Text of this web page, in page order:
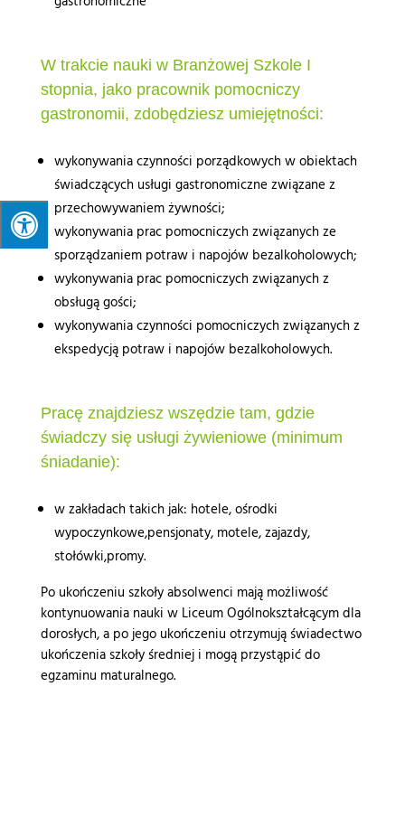
W trakcie nauki w Branżowej Szkole I
stopnia, jako pracownik pomocniczy
gastronomii, zdobędziesz umiejętności:
wykonywania czynności porządkowych w obiektach
świadczących usługi gastronomiczne związane z
przechowywaniem żywności;
wykonywania prac pomocniczych związanych ze
sporządzaniem potraw i napojów bezalkoholowych;
wykonywania prac pomocniczych związanych z
obsługą gości;
wykonywania czynności pomocniczych związanych z
ekspedycją potraw i napojów bezalkoholowych.
Pracę znajdziesz wszędzie tam, gdzie
świadczy się usługi żywieniowe (minimum
śniadanie):
w zakładach takich jak: hotele, ośrodki
wypoczynkowe,pensjonaty, motele, zajazdy,
stołówki,promy.
Po ukończeniu szkoły absolwenci mają możliwość
kontynuowania nauki w Liceum Ogólnokształcącym dla
dorosłych, a po jego ukończeniu otrzymują świadectwo
ukończenia szkoły średniej i mogą przystąpić do
egzaminu maturalnego.